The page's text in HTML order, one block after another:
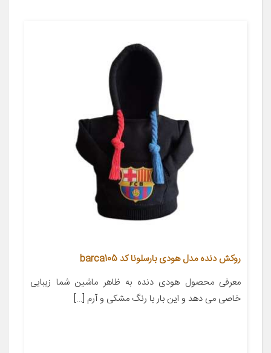
روکش دنده مدل هودی بارسلونا کد barca105
معرفی محصول هودی دنده به ظاهر ماشین شما زیبایی
خاصی می دهد و این بار با رنگ مشکی و آرم […]